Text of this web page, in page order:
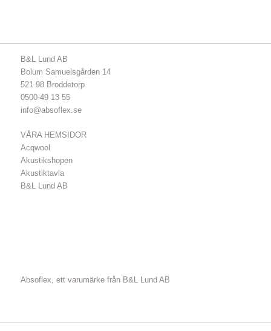
B&L Lund AB
Bolum Samuelsgården 14
521 98 Broddetorp
0500-49 13 55
info@absoflex.se
VÅRA HEMSIDOR
Acqwool
Akustikshopen
Akustiktavla
B&L Lund AB
Absoflex, ett varumärke från B&L Lund AB